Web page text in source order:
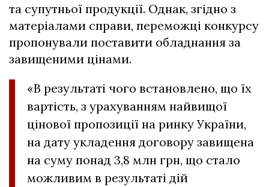
та супутньої продукції. Однак, згідно з
матеріалами справи, переможці конкурсу
пропонували поставити обладнання за
завищеними цінами.
«В результаті чого встановлено, що їх
вартість, з урахуванням найвищої
цінової пропозиції на ринку України,
на дату укладення договору завищена
на суму понад 3,8 млн грн, що стало
можливим в результаті дій